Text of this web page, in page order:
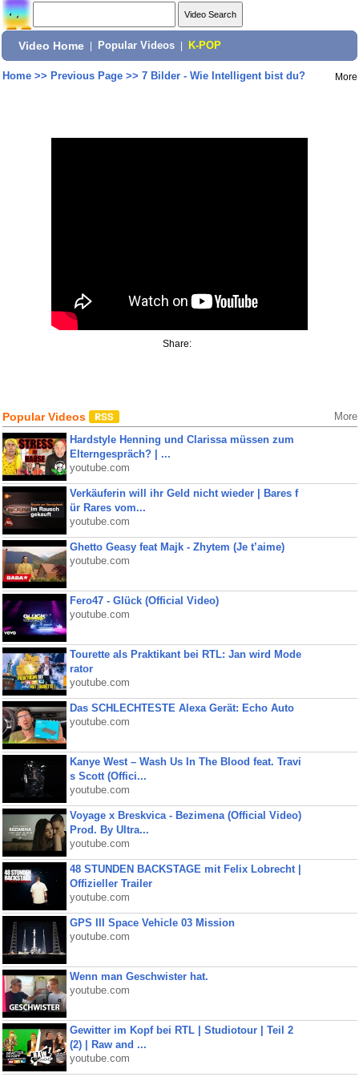
Video Home Popular Videos K-POP
Home>> Previous Page>> 7 Bilder - Wie Intelligent bist du? More
Share:
Popular Videos More
Hardstyle Henning und Clarissa müssen zum
Elterngespräch? | ...
youtube.com
Verkäuferin will ihr Geld nicht wieder | Bares f
ür Rares vom...
youtube.com
Ghetto Geasy feat Majk - Zhytem (Je t’aime)
youtube.com
Fero47 - Glück (Official Video)
youtube.com
Tourette als Praktikant bei RTL: Jan wird Mode
rator
youtube.com
Das SCHLECHTESTE Alexa Gerät: Echo Auto
youtube.com
Kanye West – Wash Us In The Blood feat. Travi
s Scott (Offici...
youtube.com
Voyage x Breskvica - Bezimena (Official Video)
Prod. By Ultra...
youtube.com
48 STUNDEN BACKSTAGE mit Felix Lobrecht |
Offizieller Trailer
youtube.com
GPS III Space Vehicle 03 Mission
youtube.com
Wenn man Geschwister hat.
youtube.com
Gewitter im Kopf bei RTL | Studiotour | Teil 2
(2) | Raw and ...
youtube.com